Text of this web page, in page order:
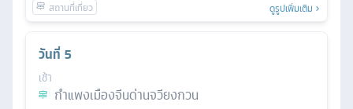
ดูรูปเพิ่มเติม
วันที่ 5
เช้า
กำแพงเมืองจีนด่านจวียงกวน